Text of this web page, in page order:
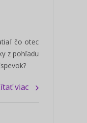
čo otec
z pohľadu
viac